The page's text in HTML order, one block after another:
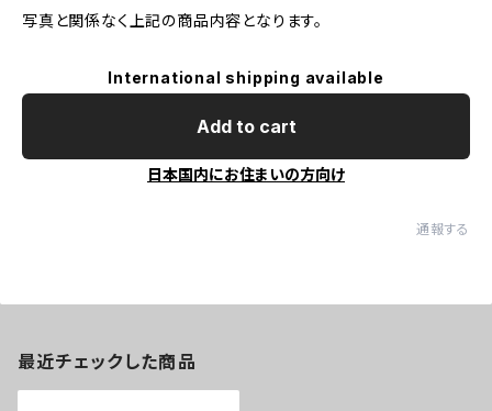
写真と関係なく上記の商品内容となります。
International shipping available
Add to cart
日本国内にお住まいの方向け
通報する
最近チェックした商品